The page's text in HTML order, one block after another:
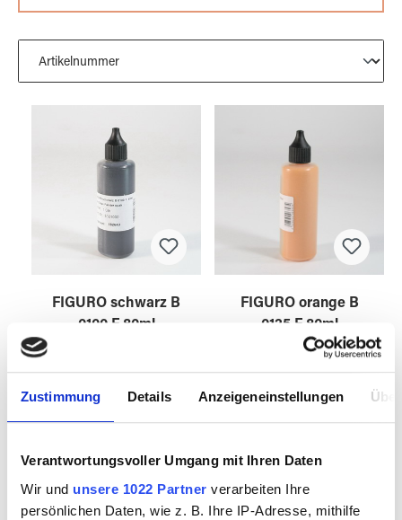
Zustimmung Details Anzeigeneinstellungen
Verantwortungsvoller Umgang mit Ihren Daten
Wir und unsere 1022 Partner verarbeiten Ihre
persönlichen Daten, wie z. B. Ihre IP-Adresse, mithilfe
FIGURO schwarz B
0100 F 80ml
FIGURO orange B
0125 F 80ml